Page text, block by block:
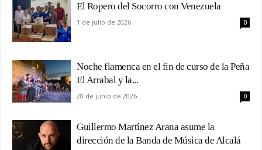
El Ropero del Socorro con Venezuela
1 de julio de 2026 0
Noche flamenca en el fin de curso de la Peña
El Arrabal y la...
28 de junio de 2026 0
Guillermo Martínez Arana asume la
dirección de la Banda de Música de Alcalá